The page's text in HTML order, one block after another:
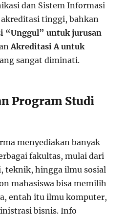
dan Sistem Informasi
tinggi, bahkan
“Unggul” untuk jurusan
Akreditasi A untuk
sangat diminati.
Program Studi
menyediakan banyak
fakultas, mulai dari
teknik, hingga ilmu sosial
mahasiswa bisa memilih
entah itu ilmu komputer,
bisnis. Info